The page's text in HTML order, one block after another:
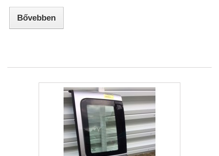
Bővebben